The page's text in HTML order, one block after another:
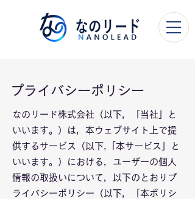
プライバシーポリシー
なのリード株式会社（以下，「当社」と
いいます。）は，本ウェブサイト上で提
供するサービス（以下,「本サービス」と
いいます。）における，ユーザーの個人
情報の取扱いについて，以下のとおりプ
ライバシーポリシー（以下，「本ポリシ